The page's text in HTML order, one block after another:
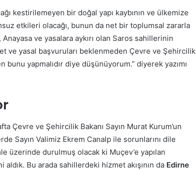
kestirilemeyen bir doğal yapı kaybının ve ülkemize
etkileri olacağı, bunun da net bir toplumsal zararla
ve yasalara aykırı olan Saros sahillerinin
ve yasal başvuruları beklenmeden Çevre ve Şehircilik
bunu yapmalıdır diye düşünüyorum.” diyerek yazımı
Çevre ve Şehircilik Bakanı Sayın Murat Kurum’un
Sayın Valimiz Ekrem Canalp ile sorunlarını dile
üzerinde durulmuş olacak ki Muçev’e yapılan
Bu arada sahillerdeki hizmet akışının da Edirne